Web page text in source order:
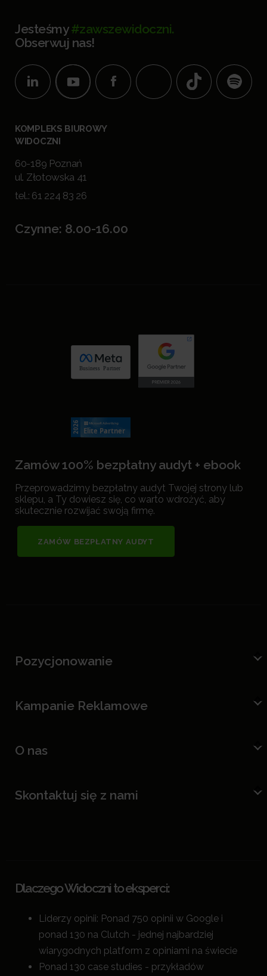
Jesteśmy#zawszewidoczni.
Obserwuj nas!
KOMPLEKS BIUROWY
WIDOCZNI
60-189 Poznań
ul. Złotowska 41
tel.: 61 224 83 26
Czynne: 8.00-16.00
Zamów 100% bezpłatny audyt + ebook
Przeprowadzimy bezpłatny audyt Twojej strony lub
sklepu, a Ty dowiesz się, co warto wdrożyć, aby
skutecznie rozwijać swoją firmę.
ZAMÓW BEZPŁATNY AUDYT
Pozycjonowanie
Kampanie Reklamowe
O nas
Skontaktuj się z nami
Dlaczego Widoczni to eksperci:
Liderzy opinii: Ponad 750 opinii w Google i
ponad 130 na Clutch - jednej najbardziej
wiarygodnych platform z opiniami na świecie
Ponad 130 case studies - przykładów